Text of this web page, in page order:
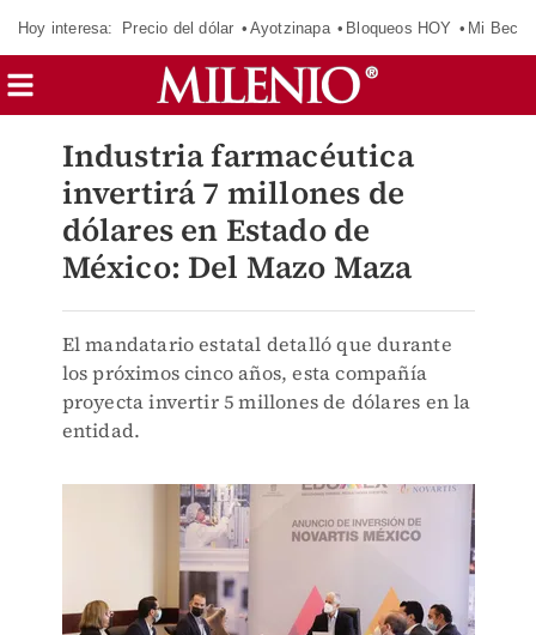
Hoy interesa: Precio del dólar Ayotzinapa Bloqueos HOY Mi Beca
Industria farmacéutica
invertirá 7 millones de
dólares en Estado de
México: Del Mazo Maza
El mandatario estatal detalló que durante
los próximos cinco años, esta compañía
proyecta invertir 5 millones de dólares en la
entidad.